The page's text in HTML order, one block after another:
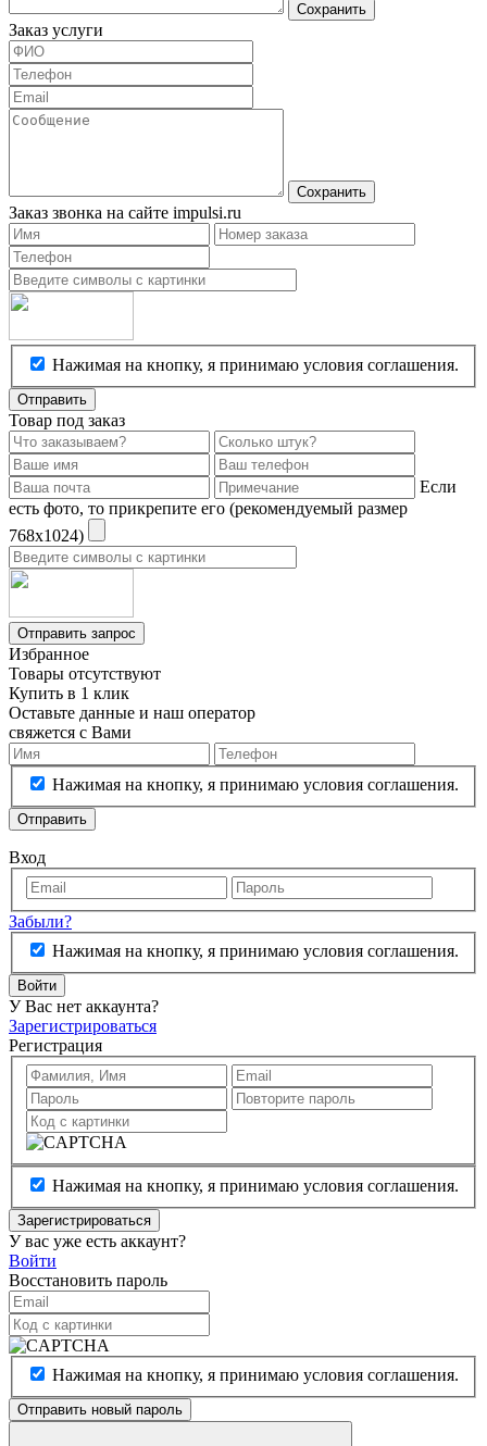
Сохранить
Заказ услуги
Сохранить
Заказ звонка на сайте impulsi.ru
Нажимая на кнопку, я принимаю условия соглашения.
Отправить
Товар под заказ
Если
есть фото, то прикрепите его (рекомендуемый размер
768х1024)
Отправить запрос
Избранное
Товары отсутствуют
Купить в 1 клик
Оставьте данные и наш оператор
свяжется с Вами
Нажимая на кнопку, я принимаю условия соглашения.
Отправить
Вход
Забыли?
Нажимая на кнопку, я принимаю условия соглашения.
Войти
У Вас нет аккаунта?
Зарегистрироваться
Регистрация
Нажимая на кнопку, я принимаю условия соглашения.
Зарегистрироваться
У вас уже есть аккаунт?
Войти
Восстановить пароль
Нажимая на кнопку, я принимаю условия соглашения.
Отправить новый пароль